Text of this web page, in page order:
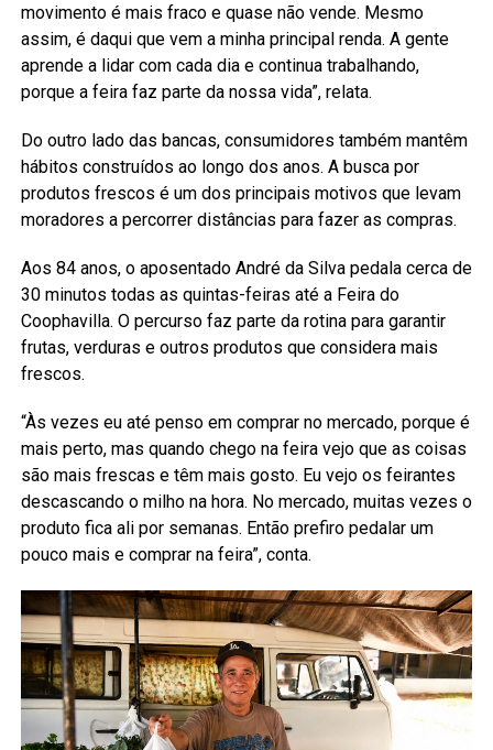
movimento é mais fraco e quase não vende. Mesmo
assim, é daqui que vem a minha principal renda. A gente
aprende a lidar com cada dia e continua trabalhando,
porque a feira faz parte da nossa vida”, relata.
Do outro lado das bancas, consumidores também mantêm
hábitos construídos ao longo dos anos. A busca por
produtos frescos é um dos principais motivos que levam
moradores a percorrer distâncias para fazer as compras.
Aos 84 anos, o aposentado André da Silva pedala cerca de
30 minutos todas as quintas-feiras até a Feira do
Coophavilla. O percurso faz parte da rotina para garantir
frutas, verduras e outros produtos que considera mais
frescos.
“Às vezes eu até penso em comprar no mercado, porque é
mais perto, mas quando chego na feira vejo que as coisas
são mais frescas e têm mais gosto. Eu vejo os feirantes
descascando o milho na hora. No mercado, muitas vezes o
produto fica ali por semanas. Então prefiro pedalar um
pouco mais e comprar na feira”, conta.